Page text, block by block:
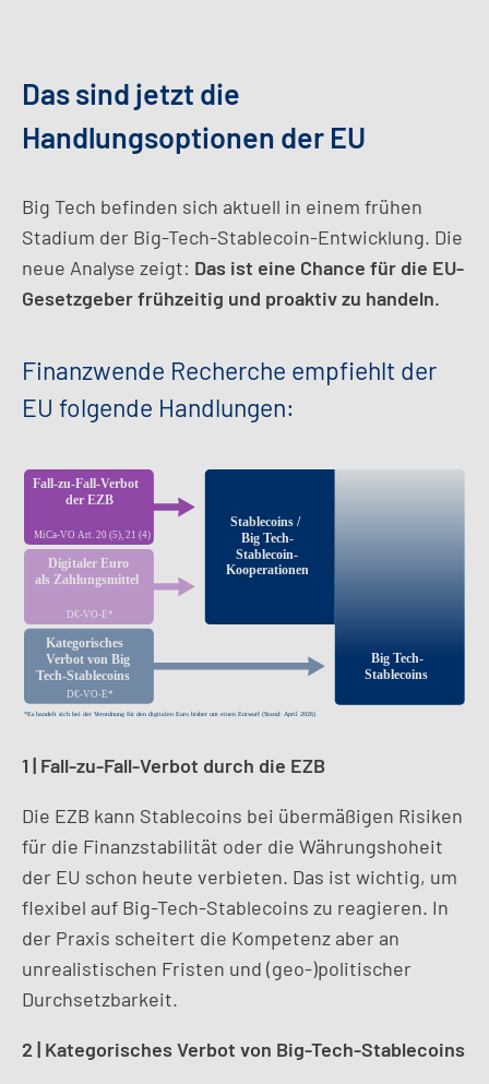
Das sind jetzt die
Handlungsoptionen der EU
Big Tech befinden sich aktuell in einem frühen
Stadium der Big-Tech-Stablecoin-Entwicklung. Die
neue Analyse zeigt: Das ist eine Chance für die EU-
Gesetzgeber frühzeitig und proaktiv zu handeln.
Finanzwende Recherche empfiehlt der
EU folgende Handlungen:
1 | Fall-zu-Fall-Verbot durch die EZB
Die EZB kann Stablecoins bei übermäßigen Risiken
für die Finanzstabilität oder die Währungshoheit
der EU schon heute verbieten. Das ist wichtig, um
flexibel auf Big-Tech-Stablecoins zu reagieren. In
der Praxis scheitert die Kompetenz aber an
unrealistischen Fristen und (geo-)politischer
Durchsetzbarkeit.
2 | Kategorisches Verbot von Big-Tech-Stablecoins